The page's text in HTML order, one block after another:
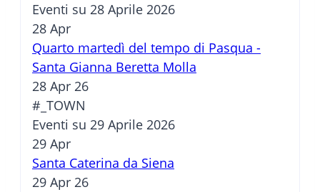
Eventi su 28 Aprile 2026
28 Apr
Quarto martedì del tempo di Pasqua -
Santa Gianna Beretta Molla
28 Apr 26
#_TOWN
Eventi su 29 Aprile 2026
29 Apr
Santa Caterina da Siena
29 Apr 26